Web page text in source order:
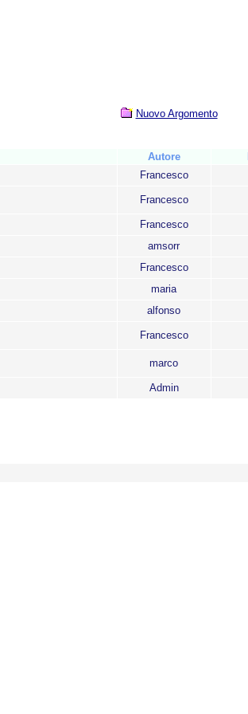
Nuovo Argomento
Autore
Francesco
Francesco
Francesco
amsorr
Francesco
maria
alfonso
Francesco
marco
Admin